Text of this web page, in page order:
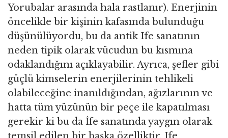
Yorubalar arasında hala rastlanır). Enerjinin
öncelikle bir kişinin kafasında bulunduğu
düşünülüyordu, bu da antik Ife sanatının
neden tipik olarak vücudun bu kısmına
odaklandığını açıklayabilir. Ayrıca, şefler gibi
güçlü kimselerin enerjilerinin tehlikeli
olabileceğine inanıldığından, ağızlarının ve
hatta tüm yüzünün bir peçe ile kapatılması
gerekir ki bu da İfe sanatında yaygın olarak